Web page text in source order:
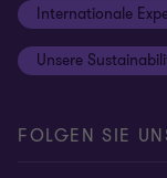
Login
Rechtliche
Cookie-
Internationale
Unsere
FOLGEN SIE